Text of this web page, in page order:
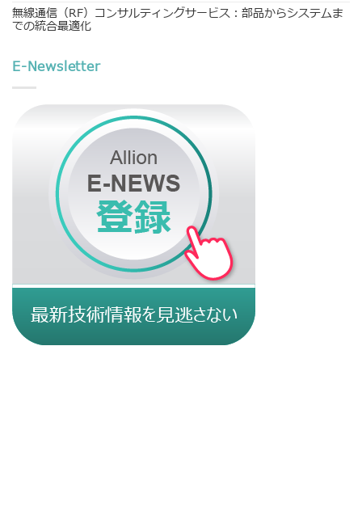
無線通信（RF）コンサルティングサービス：部品からシステムま
での統合最適化
E-Newsletter